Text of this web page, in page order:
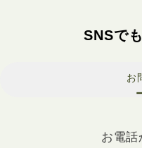
SNSで
お
お電話